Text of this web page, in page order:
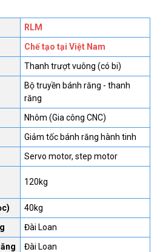
RLM
Chế tạo tại Việt Nam
Thanh trượt vuông (có bi)
Bộ truyền bánh răng - thanh
răng
Nhôm (Gia công CNC)
Giảm tốc bánh răng hành tinh
Servo motor, step motor
120kg
40kg
Đài Loan
Đài Loan